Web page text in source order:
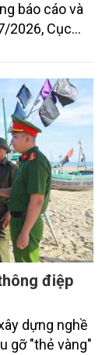
báo cáo và
2026, Cục
ban hành
các cơ sở dữ
chế).
điệp
dựng nghề
gỡ "thẻ vàng"